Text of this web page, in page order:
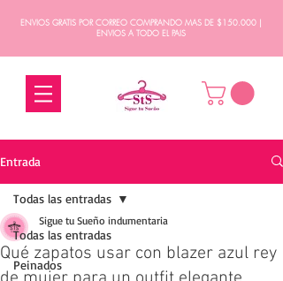
ENVIOS GRATIS POR CORREO COMPRANDO MAS DE $150.000 |
ENVIOS A TODO EL PAIS
Entrada
Todas las entradas
Peinados
Todas las entradas
Qué zapatos usar con blazer azul rey
Sigue tu Sueño indumentaria